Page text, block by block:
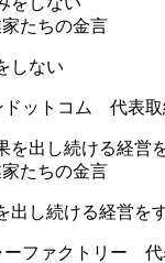
たちの金言
しない
ドットコム 代表
たちの金言
出し続ける経営を
ーファクトリー